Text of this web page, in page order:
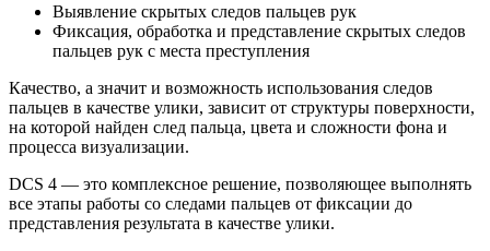
Выявление скрытых следов пальцев рук
Фиксация, обработка и представление скрытых следов
пальцев рук с места преступления
Качество, а значит и возможность использования следов
пальцев в качестве улики, зависит от структуры поверхности,
на которой найден след пальца, цвета и сложности фона и
процесса визуализации.
DCS 4 — это комплексное решение, позволяющее выполнять
все этапы работы со следами пальцев от фиксации до
представления результата в качестве улики.